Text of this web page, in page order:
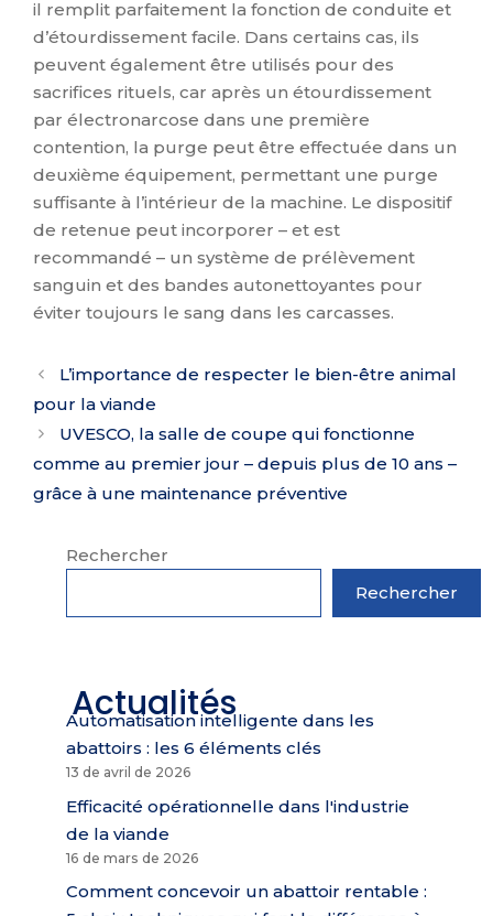
il remplit parfaitement la fonction de conduite et
d’étourdissement facile. Dans certains cas, ils
peuvent également être utilisés pour des
sacrifices rituels, car après un étourdissement
par électronarcose dans une première
contention, la purge peut être effectuée dans un
deuxième équipement, permettant une purge
suffisante à l’intérieur de la machine. Le dispositif
de retenue peut incorporer – et est
recommandé – un système de prélèvement
sanguin et des bandes autonettoyantes pour
éviter toujours le sang dans les carcasses.
L’importance de respecter le bien-être animal
pour la viande
UVESCO, la salle de coupe qui fonctionne
comme au premier jour – depuis plus de 10 ans –
grâce à une maintenance préventive
Rechercher
Rechercher
Actualités
Automatisation intelligente dans les
abattoirs : les 6 éléments clés
13 de avril de 2026
Efficacité opérationnelle dans l'industrie
de la viande
16 de mars de 2026
Comment concevoir un abattoir rentable :